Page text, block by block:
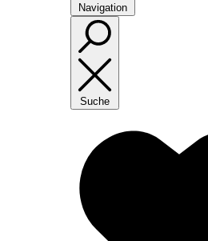
Navigation
Suche